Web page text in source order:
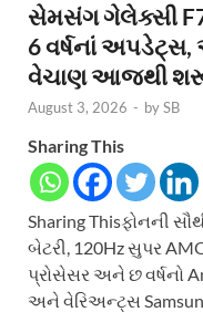
સેમસંગ ગેલેક્સી
6 વર્ષનાં
વેચાણ આજથી
August 3, 2026 - bySB
Sharing This
Sharing Thisફોનની
બેટરી, 120Hz સુપર
પ્રોસેસર અને છ વર્ષનો
અને વેરિઅન્ટ્સ